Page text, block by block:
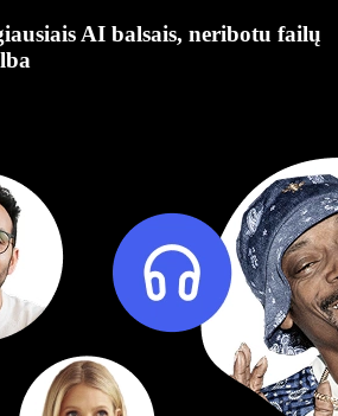
AI balsais, neribotu failų